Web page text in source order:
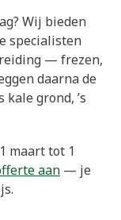
Wij bieden
specialisten
— frezen,
daarna de
kale grond, ’s
maart tot 1
aan — je